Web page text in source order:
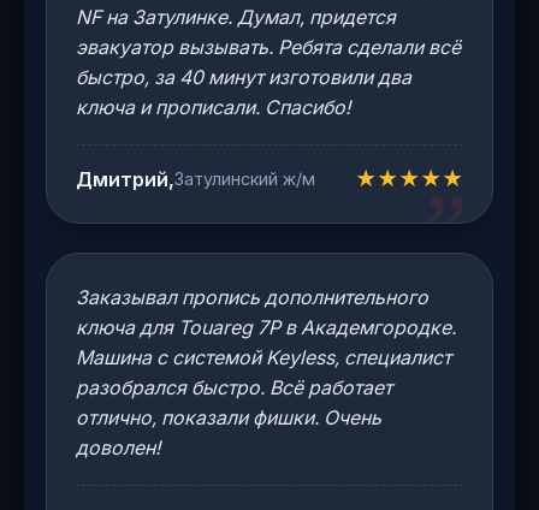
NF на Затулинке. Думал, придется
эвакуатор вызывать. Ребята сделали всё
быстро, за 40 минут изготовили два
ключа и прописали. Спасибо!
Дмитрий,Затулинский ж/м ★★★★★
Заказывал пропись дополнительного
ключа для Touareg 7P в Академгородке.
Машина с системой Keyless, специалист
разобрался быстро. Всё работает
отлично, показали фишки. Очень
доволен!